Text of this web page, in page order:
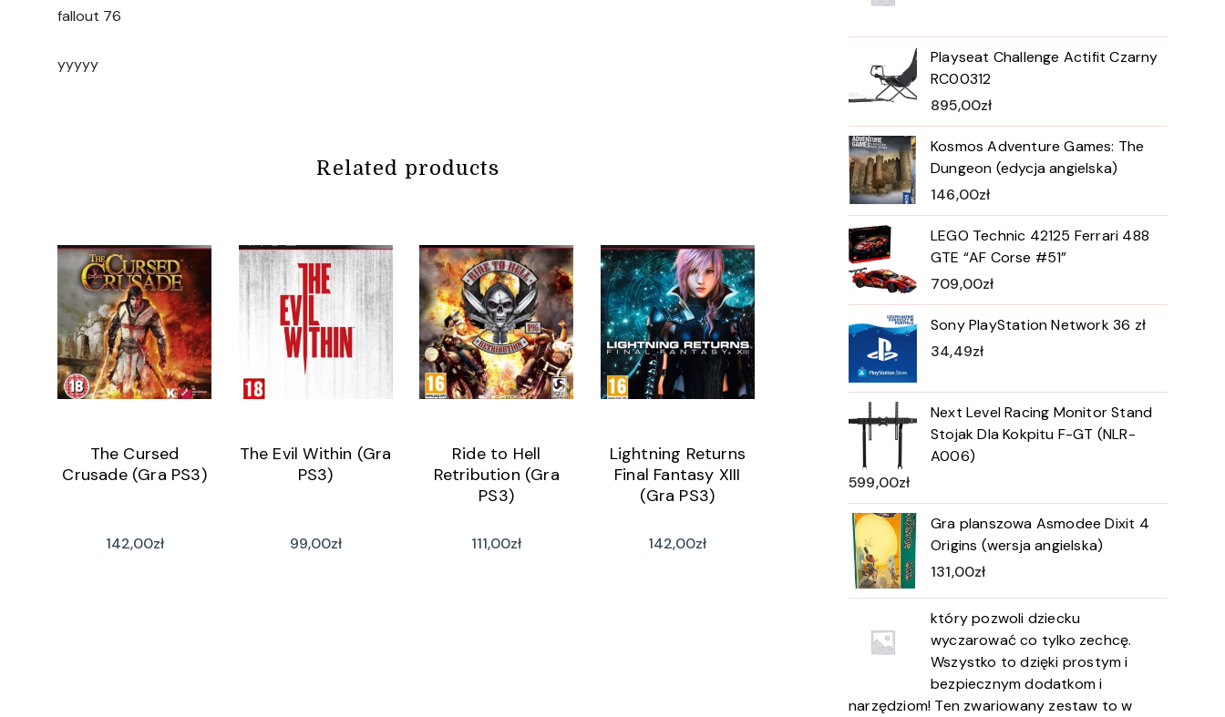
fallout 76
yyyyy
Related products
The Cursed
Crusade (Gra PS3)
142,00zł
The Evil Within (Gra
PS3)
99,00zł
Ride to Hell
Retribution (Gra
PS3)
111,00zł
Lightning Returns
Final Fantasy XIII
(Gra PS3)
142,00zł
Playseat Challenge Actifit Czarny
RC00312
895,00zł
Kosmos Adventure Games: The
Dungeon (edycja angielska)
146,00zł
LEGO Technic 42125 Ferrari 488
GTE “AF Corse #51”
709,00zł
Sony PlayStation Network 36 zł
34,49zł
Next Level Racing Monitor Stand
Stojak Dla Kokpitu F-GT (NLR-
A006)
599,00zł
Gra planszowa Asmodee Dixit 4
Origins (wersja angielska)
131,00zł
który pozwoli dziecku
wyczarować co tylko zechcę.
Wszystko to dzięki prostym i
bezpiecznym dodatkom i
narzędziom! Ten zwariowany zestaw to w